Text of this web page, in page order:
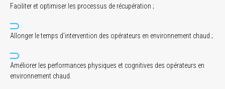
Faciliter et optimiser les processus de récupération ;
Allonger le temps d’intervention des opérateurs en environnement chaud ;
Améliorer les performances physiques et cognitives des opérateurs en
environnement chaud.